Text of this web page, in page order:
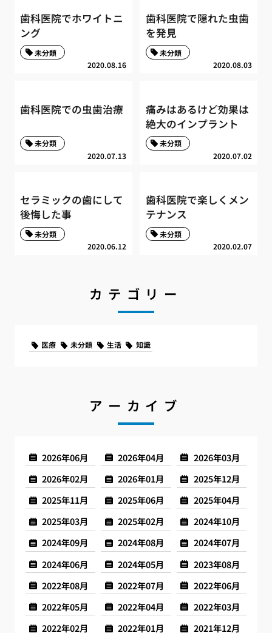
歯科医院でホワイトニ
ング
2020.08.16
未分類
歯科医院で隠れた虫歯
を発見
2020.08.03
未分類
歯科医院での虫歯治療
2020.07.13
未分類
痛みはあるけど効果は
絶大のインプラント
2020.07.02
未分類
セラミックの歯にして
後悔した事
2020.06.12
未分類
歯科医院で楽しくメン
テナンス
2020.02.07
未分類
カテゴリー
医療 未分類 生活 知識
アーカイブ
2026年06月 2026年04月
2026年03月
2026年02月
2026年01月
2025年12月
2025年11月
2025年06月
2025年04月
2025年03月
2025年02月
2024年10月
2024年09月
2024年08月
2024年07月
2024年06月
2024年05月
2023年08月
2022年08月
2022年07月
2022年06月
2022年05月
2022年04月
2022年03月
2022年02月
2022年01月 2021年12月